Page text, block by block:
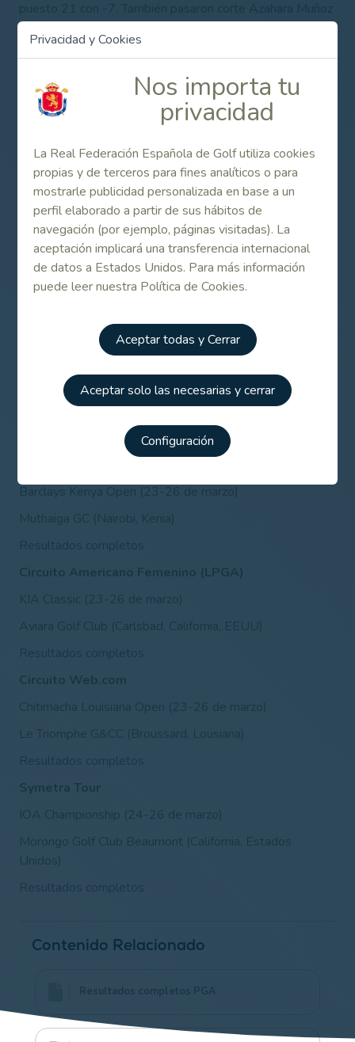
Privacidad y Cookies
Nos importa tu
privacidad
La Real Federación Española de Golf utiliza cookies
propias y de terceros para fines analíticos o para
mostrarle publicidad personalizada en base a un
perfil elaborado a partir de sus hábitos de
navegación (por ejemplo, páginas visitadas). La
aceptación implicará una transferencia internacional
de datos a Estados Unidos. Para más información
puede leer nuestra Política de Cookies.
Aceptar todas y Cerrar
Aceptar solo las necesarias y cerrar
Configuración
(T35, -5) y María Parra (T71, +8).
Además, Gonzalo Fernández-Castaño volvía al PGA Tour,
Puerto Rico Open . El madrileño ha ocupado el puesto
62 con -5. Al tiempo, Samuel del Val ha ocupado el
puesto 45 con -8 en el
Chitimacha Louisiana Open,
Y Marta Sanz, única representante del golf español en el
IOA Championship, del Symetra Tour, pasó corte y
acabó con +9.
SEMANA 20-26 DE MARZO DE 2017
Circuitos Europeo y Americano Masculino
WGC- Dell Technologies Match Play (22-26 de marzo)
Resultados completos
Circuito Americano Masculino (PGA)
Puerto Rico Open (23-26 de marzo)
Coco Beach Golf & CC (Rio Grande, Puerto Rico)
Resultados completos
Barclays Kenya Open (23-26 de marzo)
Muthaiga GC (Nairobi, Kenia)
Circuito Americano Femenino (LPGA)
KIA Classic (23-26 de marzo)
Aviara Golf Club (Carlsbad, California, EEUU)
Circuito Web.com
Chitimacha Louisiana Open (23-26 de marzo)
Le Triomphe G&CC (Broussard, Lousiana)
Symetra Tour
IOA Championship (24-26 de marzo)
Morongo Golf Club Beaumont (California , Estados
Unidos)
Contenido Relacionado